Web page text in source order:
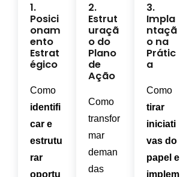
1.
Posici
onam
ento
Estrat
égico
Como
identifi
car e
estrutu
rar
oportu
2.
Estrut
uraçã
o do
Plano
de
Ação
Como
transfor
mar
deman
das
3.
Impla
ntaçã
o na
Prátic
a
Como
tirar
iniciati
vas do
papel e
implem